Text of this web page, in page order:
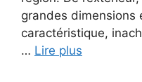
grandes dimensions
caractéristique,
… Lire plus